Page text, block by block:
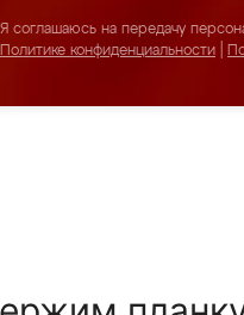
Я соглашаюсь на передачу
Политике конфиденциальности